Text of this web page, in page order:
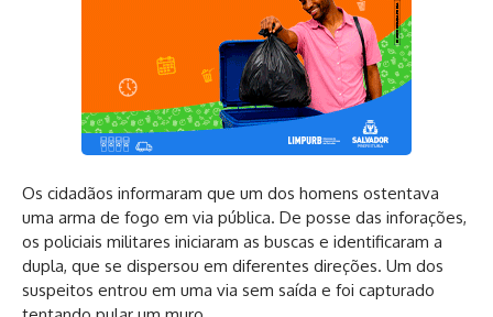
Os cidadãos informaram que um dos homens ostentava
uma arma de fogo em via pública. De posse das inforações,
os policiais militares iniciaram as buscas e identificaram a
dupla, que se dispersou em diferentes direções. Um dos
suspeitos entrou em uma via sem saída e foi capturado